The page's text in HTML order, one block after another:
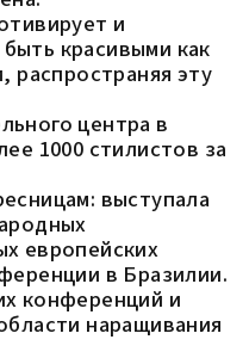
и
красивыми как
распространяя эту
центра в
1000 стилистов за
выступала
европейских
в Бразилии.
конференций и
наращивания